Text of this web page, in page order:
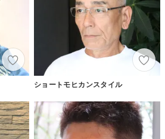
ショートモヒカンスタイル